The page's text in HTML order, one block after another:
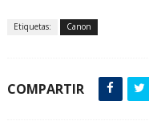
Etiquetas: Canon
COMPARTIR